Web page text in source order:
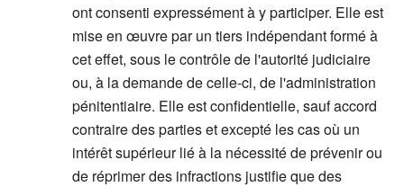
ont consenti expressément à y participer. Elle est
mise en œuvre par un tiers indépendant formé à
cet effet, sous le contrôle de l'autorité judiciaire
ou, à la demande de celle-ci, de l'administration
pénitentiaire. Elle est confidentielle, sauf accord
contraire des parties et excepté les cas où un
intérêt supérieur lié à la nécessité de prévenir ou
de réprimer des infractions justifie que des